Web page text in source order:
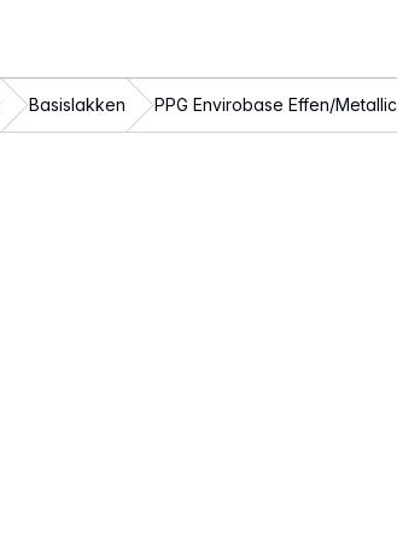
Basislakken PPG Envirobase Effen/Metallic